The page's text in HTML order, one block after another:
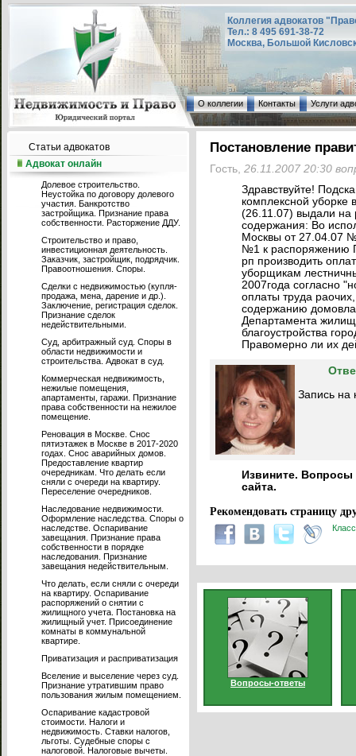
Коллегия адвокатов
Тел.: 8 495 691-38-72
Москва, Большой
О коллегии Контакты Услуги
Статьи адвокатов
Адвокат онлайн
Долевое строительство.
Неустойка по договору долевого
участия. Банкротство
застройщика. Признание права
собственности. Расторжение ДДУ.
Строительство и право,
инвестиционная деятельность.
Заказчик, застройщик, подрядчик.
Правоотношения. Споры.
Сделки с недвижимостью (купля-
продажа, мена, дарение и др.).
Заключение, регистрация сделок.
Признание сделок
недействительными.
Суд, арбитражный суд. Споры в
области недвижимости и
строительства. Адвокат в суд.
Коммерческая недвижимость,
нежилые помещения,
апартаменты, гаражи. Признание
права собственности на нежилое
помещение.
Реновация в Москве. Снос
пятиэтажек в Москве в 2017-2020
годах. Снос аварийных домов.
Предоставление квартир
очередникам. Что делать если
сняли с очереди на квартиру.
Переселение очередников.
Наследование недвижимости.
Оформление наследства. Споры о
наследстве. Оспаривание
завещания. Признание права
собственности в порядке
наследования. Признание
завещания недействительным.
Что делать, если сняли с очереди
на квартиру. Оспаривание
распоряжений о снятии с
жилищного учета. Постановка на
жилищный учет. Присоединение
комнаты в коммунальной
квартире.
Приватизация и расприватизация
Вселение и выселение через суд.
Признание утратившим право
пользования жилым помещением.
Оспаривание кадастровой
стоимости. Налоги и
недвижимость. Ставки налогов,
льготы. Судебные споры с
налоговой. Налоговые вычеты.
Постановление
Гость, 26.11.2007 20:30
Здравствуйте!
комплексной
(26.11.07) выдали на
содержания: Во
Москвы от 27.04.07
№1 к распоряжению
рп производить
уборщикам
2007года согласно
оплаты труда
содержанию
Департамента
благоустройства
Правомерно ли их
Запись на
Извините. Вопросы
сайта.
Рекомендовать страницу
Вопросы-ответы